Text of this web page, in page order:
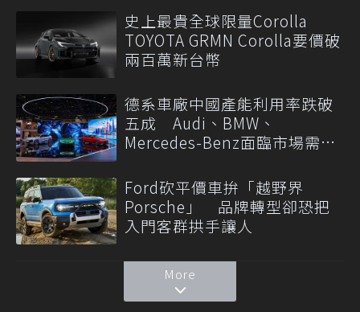
史上最貴全球限量Corolla
TOYOTA GRMN Corolla要價破
兩百萬新台幣
德系車廠中國產能利用率跌破
五成 Audi、BMW、
Mercedes-Benz面臨市場需求
Ford砍平價車拚「越野界
Porsche」 品牌轉型卻恐把
入門客群拱手讓人
More